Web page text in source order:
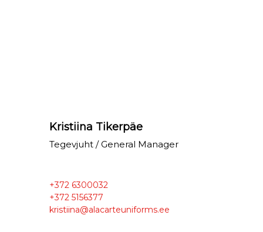
Kristiina Tikerpäe
Tegevjuht / General Manager
+372 6300032
+372 5156377
kristiina@alacarteuniforms.ee